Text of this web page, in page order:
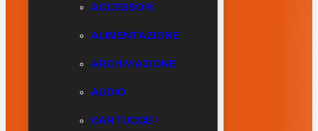
ACCESSORI
ALIMENTAZIONE
ARCHIVIAZIONE
AUDIO
CARTUCCE /